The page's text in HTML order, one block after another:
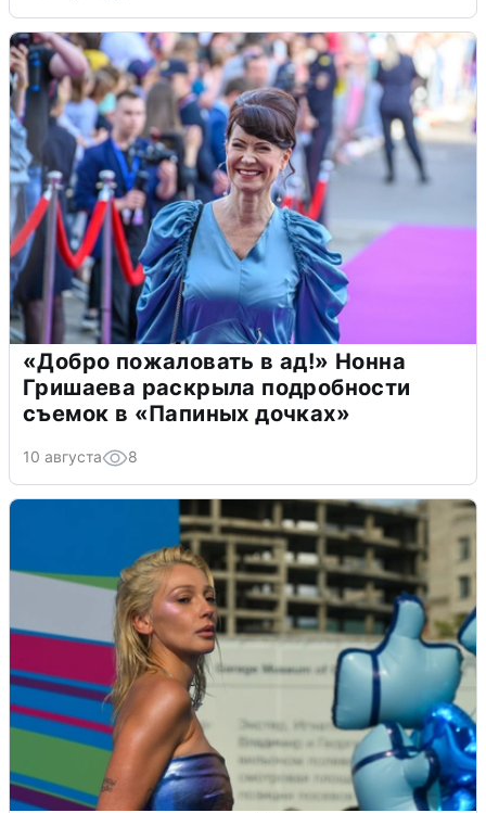
«Добро пожаловать в ад!» Нонна
Гришаева раскрыла подробности
съемок в «Папиных дочках»
10 августа 8